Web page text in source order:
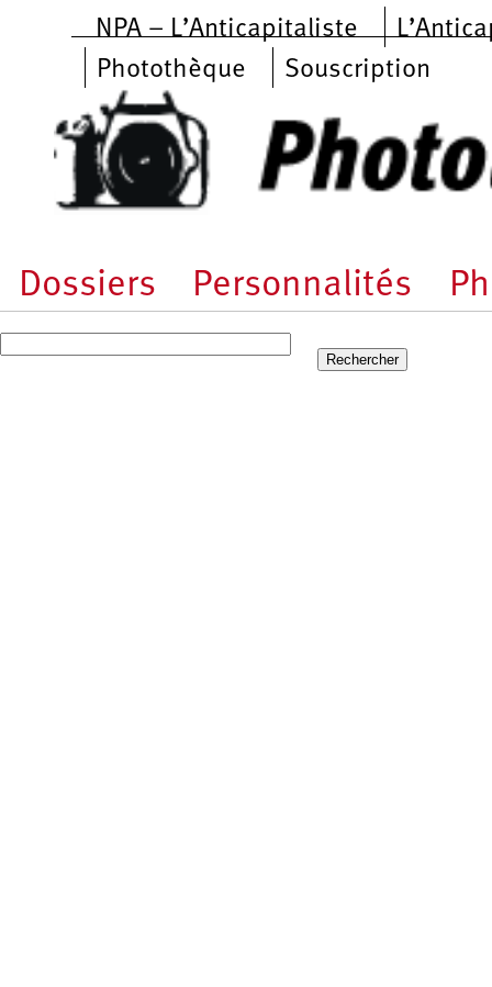
Aller au contenu principal
NPA – L’Anticapitaliste
Photothèque
Souscription
Dossiers Personnalités